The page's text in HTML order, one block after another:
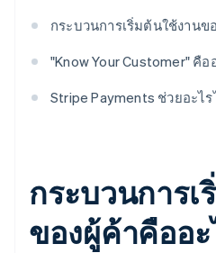
กระบวนการเริ่มต้นใช้งานข
"Know Your Customer" คือ
Stripe Payments ช่วยอะไ
กระบวนการ
ของผู้ค้าคืออะ